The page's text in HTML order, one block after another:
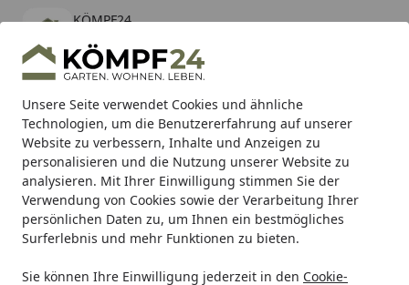
Unsere Seite verwendet Cookies und ähnliche
Technologien, um die Benutzererfahrung auf unserer
Website zu verbessern, Inhalte und Anzeigen zu
personalisieren und die Nutzung unserer Website zu
analysieren. Mit Ihrer Einwilligung stimmen Sie der
Verwendung von Cookies sowie der Verarbeitung Ihrer
persönlichen Daten zu, um Ihnen ein bestmögliches
Surferlebnis und mehr Funktionen zu bieten.
Sie können Ihre Einwilligung jederzeit in den Cookie-
KÖMPF24
kostenlos - Im App Store
Hotline
Alle Produkte
Mein Konto
Suchen
Karibu Pools inkl. gratis Sandfilteranlage & Pool-
Starterset (Gesamtwert bis 468,99€)
Auto & Zweirad Motorradzubehör & Werkzeuge